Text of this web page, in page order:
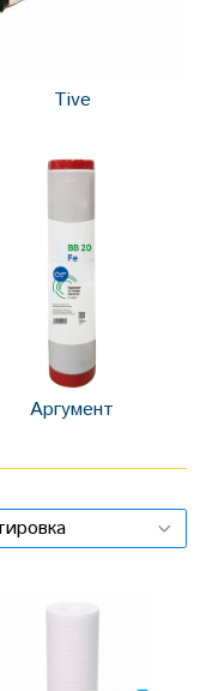
Tive
Аргумент